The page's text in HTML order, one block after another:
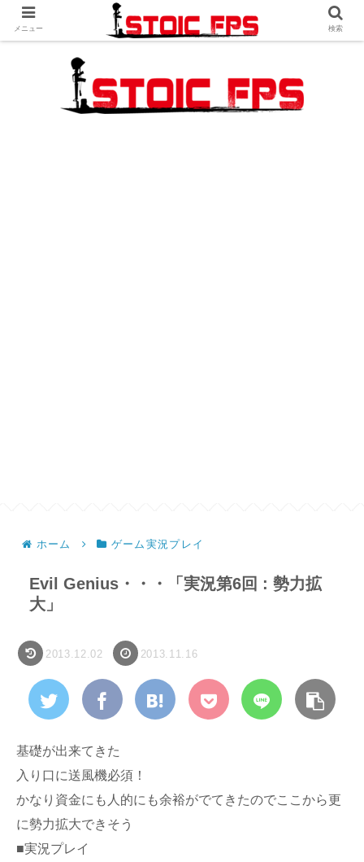
ホーム ゲーム実況プレイ
Evil Genius・・・「実況第6回 : 勢力拡
大」
2013.12.02 2013.11.16
基礎が出来てきた
入り口に送風機必須！
かなり資金にも人的にも余裕がでてきたのでここから更
に勢力拡大できそう
■実況プレイ
メニュー 検索